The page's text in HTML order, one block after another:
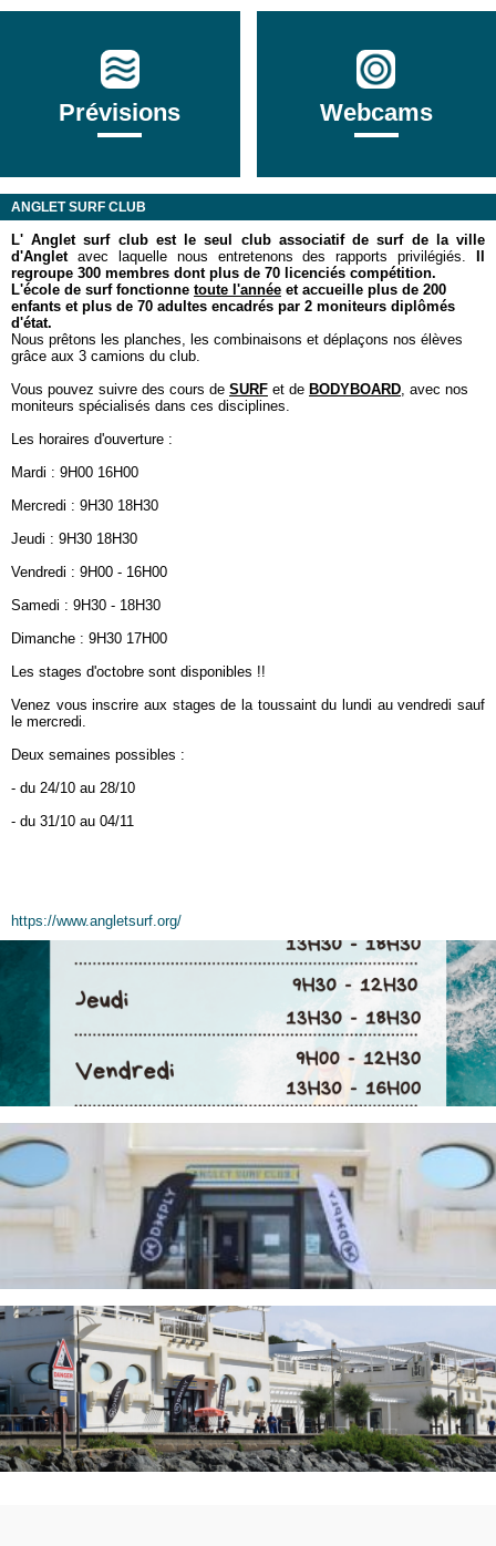
Prévisions Webcams
ANGLET SURF CLUB
L' Anglet surf club est le seul club associatif de surf de la ville
d'Anglet avec laquelle nous entretenons des rapports privilégiés.
regroupe 300 membres dont plus de 70 licenciés compétition.
L'école de surf fonctionne toute l'année et accueille plus de 200
enfants et plus de 70 adultes encadrés par 2 moniteurs diplômés
d'état.
Nous prêtons les planches, les combinaisons et déplaçons nos élèves
grâce aux 3 camions du club.
Vous pouvez suivre des cours de SURF et de BODYBOARD, avec nos
moniteurs spécialisés dans ces disciplines.
Les horaires d'ouverture :
Mardi : 9H00 16H00
Mercredi : 9H30 18H30
Jeudi : 9H30 18H30
Vendredi : 9H00 - 16H00
Samedi : 9H30 - 18H30
Dimanche : 9H30 17H00
Les stages d'octobre sont disponibles !!
Venez vous inscrire aux stages de la toussaint du lundi au vendredi sauf
le mercredi.
Deux semaines possibles :
- du 24/10 au 28/10
- du 31/10 au 04/11
https://www.angletsurf.org/